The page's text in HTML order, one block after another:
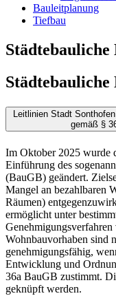
Bauleitplanung
Tiefbau
Leitlinien Stadt
gemäß §
Im Oktober 2025 wurde
Einführung des
(BauGB) geändert.
Mangel an bezahlbaren
Räumen)
ermöglicht unter
Wohnbauvorhaben sind
genehmigungsfähig,
Entwicklung und
36a BauGB zustimmt.
geknüpft werden.